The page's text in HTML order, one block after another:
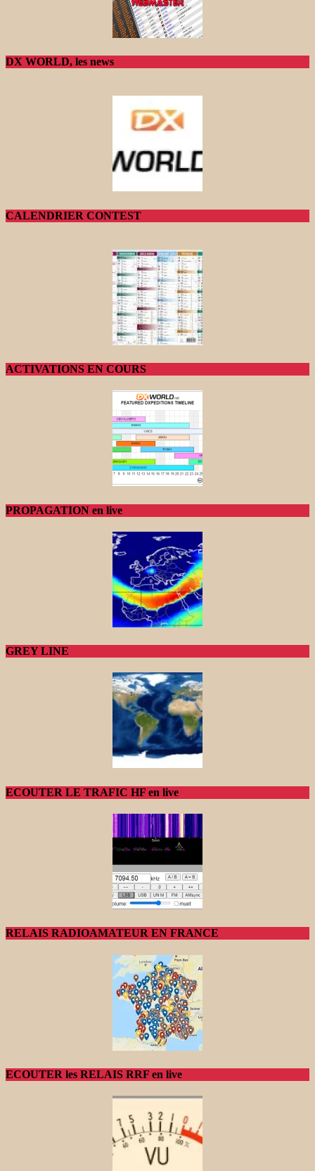
DX WORLD, les news
CALENDRIER CONTEST
ACTIVATIONS EN COURS
PROPAGATION en live
GREY LINE
ECOUTER LE TRAFIC HF en live
RELAIS RADIOAMATEUR EN FRANCE
ECOUTER les RELAIS RRF en live